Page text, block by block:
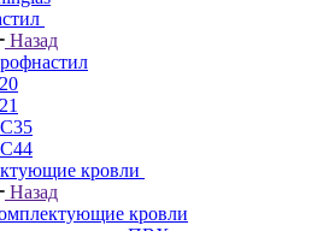
Назад
кровли
Назад
кровли